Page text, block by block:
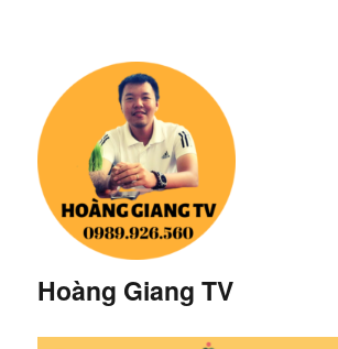
Hoàng Giang TV